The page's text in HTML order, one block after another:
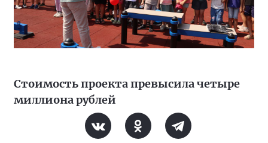
Стоимость проекта превысила четыре
миллиона рублей